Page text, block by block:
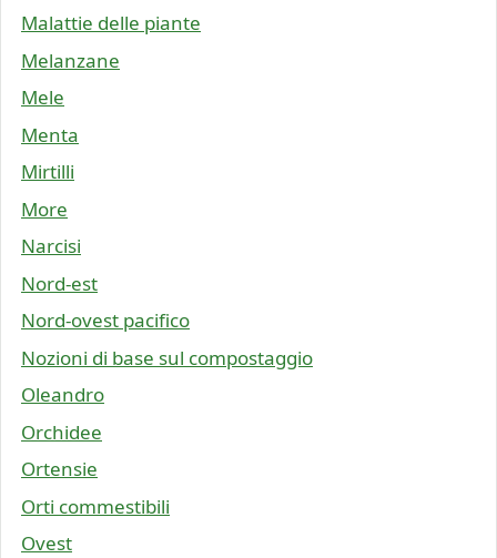
Malattie delle piante
Melanzane
Mele
Menta
Mirtilli
More
Narcisi
Nord-est
Nord-ovest pacifico
Nozioni di base sul compostaggio
Oleandro
Orchidee
Ortensie
Orti commestibili
Ovest